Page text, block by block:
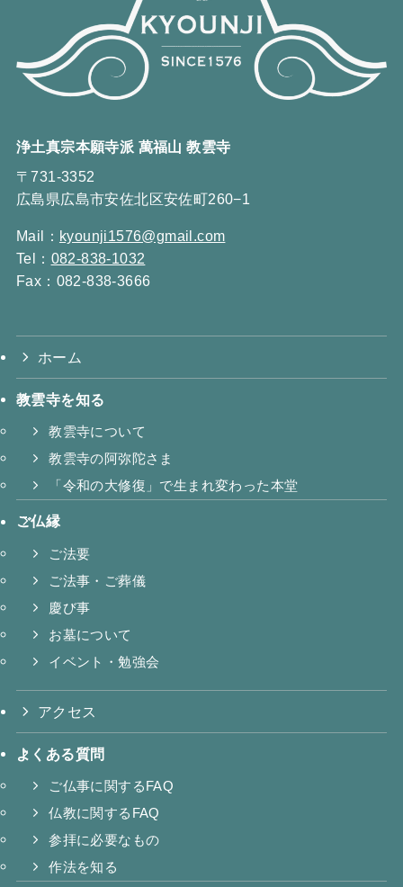
浄土真宗本願寺派 萬福山 教雲寺
〒731-3352
広島県広島市安佐北区安佐町260−1
Mail： kyounji1576@gmail.com
Tel： 082-838-1032
Fax：082-838-3666
ホーム
教雲寺を知る
教雲寺について
教雲寺の阿弥陀さま
「令和の大修復」で生まれ変わった本堂
ご仏縁
ご法要
ご法事・ご葬儀
慶び事
お墓について
イベント・勉強会
アクセス
よくある質問
ご仏事に関するFAQ
仏教に関するFAQ
参拝に必要なもの
作法を知る